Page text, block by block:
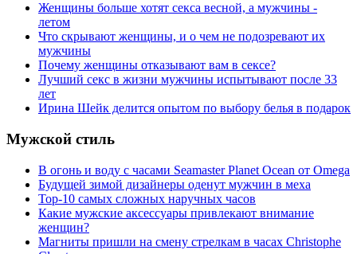
Женщины больше хотят секса весной, а мужчины -
летом
Что скрывают женщины, и о чем не подозревают их
мужчины
Почему женщины отказывают вам в сексе?
Лучший секс в жизни мужчины испытывают после 33
лет
Ирина Шейк делится опытом по выбору белья в подарок
Мужской стиль
В огонь и воду с часами Seamaster Planet Ocean от Omega
Будущей зимой дизайнеры оденут мужчин в меха
Top-10 самых сложных наручных часов
Какие мужские аксессуары привлекают внимание
женщин?
Магниты пришли на смену стрелкам в часах Christophe